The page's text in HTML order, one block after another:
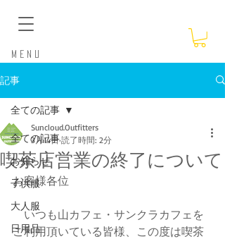
​Menu
記事
全ての記事
お知らせ
子供服
大人服
日用品
全ての記事
喫茶店営業の終了について
Suncloud.Outfitters
3月14日 読了時間: 2分
お客様各位
いつも山カフェ・サンクラカフェを
ご利用頂いている皆様、この度は喫茶